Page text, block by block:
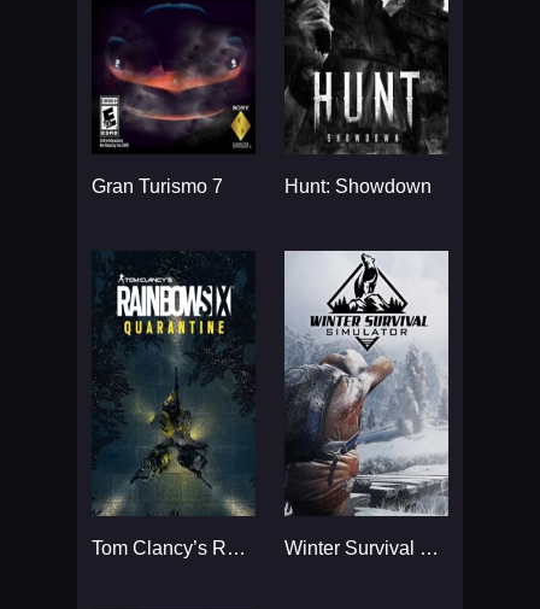
Gran Turismo 7 Hunt: Showdown
Tom Clancy’s Rainbow Six Winter Survival Simulator